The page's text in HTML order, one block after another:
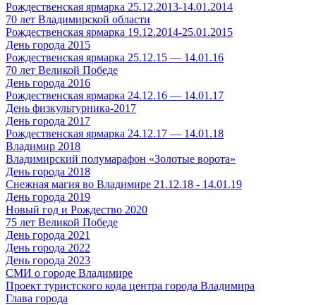
Рождественская ярмарка 25.12.2013-14.01.2014
70 лет Владимирской области
Рождественская ярмарка 19.12.2014-25.01.2015
День города 2015
Рождественская ярмарка 25.12.15 — 14.01.16
70 лет Великой Победе
День города 2016
Рождественская ярмарка 24.12.16 — 14.01.17
День физкультурника-2017
День города 2017
Рождественская ярмарка 24.12.17 — 14.01.18
Владимир 2018
Владимирский полумарафон «Золотые ворота»
День города 2018
Снежная магия во Владимире 21.12.18 - 14.01.19
День города 2019
Новый год и Рождество 2020
75 лет Великой Победе
День города 2021
День города 2022
День города 2023
СМИ о городе Владимире
Проект туристского кода центра города Владимира
Глава города